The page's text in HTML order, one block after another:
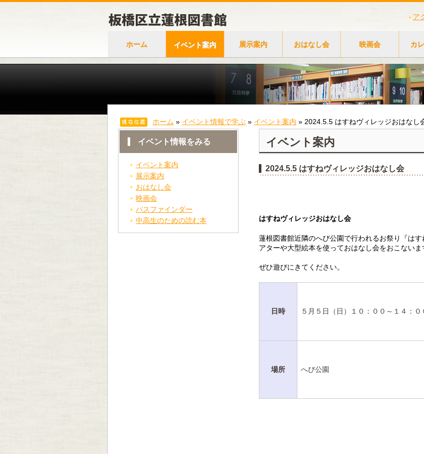
ア
ホーム イベント案内 展示案内 おはなし会 映画会 カ
ホーム » イベント情報で学ぶ » イベント案内 » 2024.5.5 はすねヴィレッジおはなし
イベント情報をみる
イベント案内
展示案内
おはなし会
映画会
パスファインダー
中高生のための読む本
イベント案内
2024.5.5 はすねヴィレッジおはなし会
はすねヴィレッジおはなし会
蓮根図書館近隣のへび公園で行われるお祭り『は
アターや大型絵本を使っておはなし会をおこないま
ぜひ遊びにきてください。
日時 ５月５日（日）１０：００～１４：０
場所 へび公園